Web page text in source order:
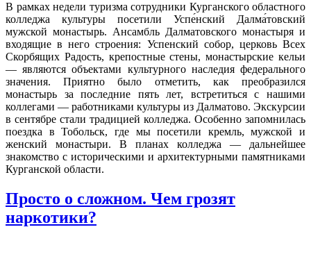
В рамках недели туризма сотрудники Курганского областного
колледжа культуры посетили Успе́нский Далма́товский
мужской монастырь. Ансамбль Далматовского монастыря и
входящие в него строения: Успенский собор, церковь Всех
Скорбящих Радость, крепостные стены, монастырские кельи
— являются объектами культурного наследия федерального
значения. Приятно было отметить, как преобразился
монастырь за последние пять лет, встретиться с нашими
коллегами — работниками культуры из Далматово. Экскурсии
в сентябре стали традицией колледжа. Особенно запомнилась
поездка в Тобольск, где мы посетили кремль, мужской и
женский монастыри. В планах колледжа — дальнейшее
знакомство с историческими и архитектурными памятниками
Курганской области.
Просто о сложном. Чем грозят
наркотики?